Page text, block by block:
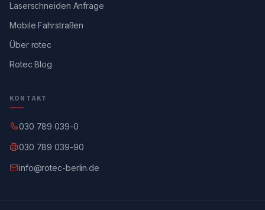
Laserschneiden Anfrage
Mobile Fahrstraßen
Über rotec
Rotec Blog
KONTAKT
030 789 039-0
030 789 039-90
info@rotec-berlin.de